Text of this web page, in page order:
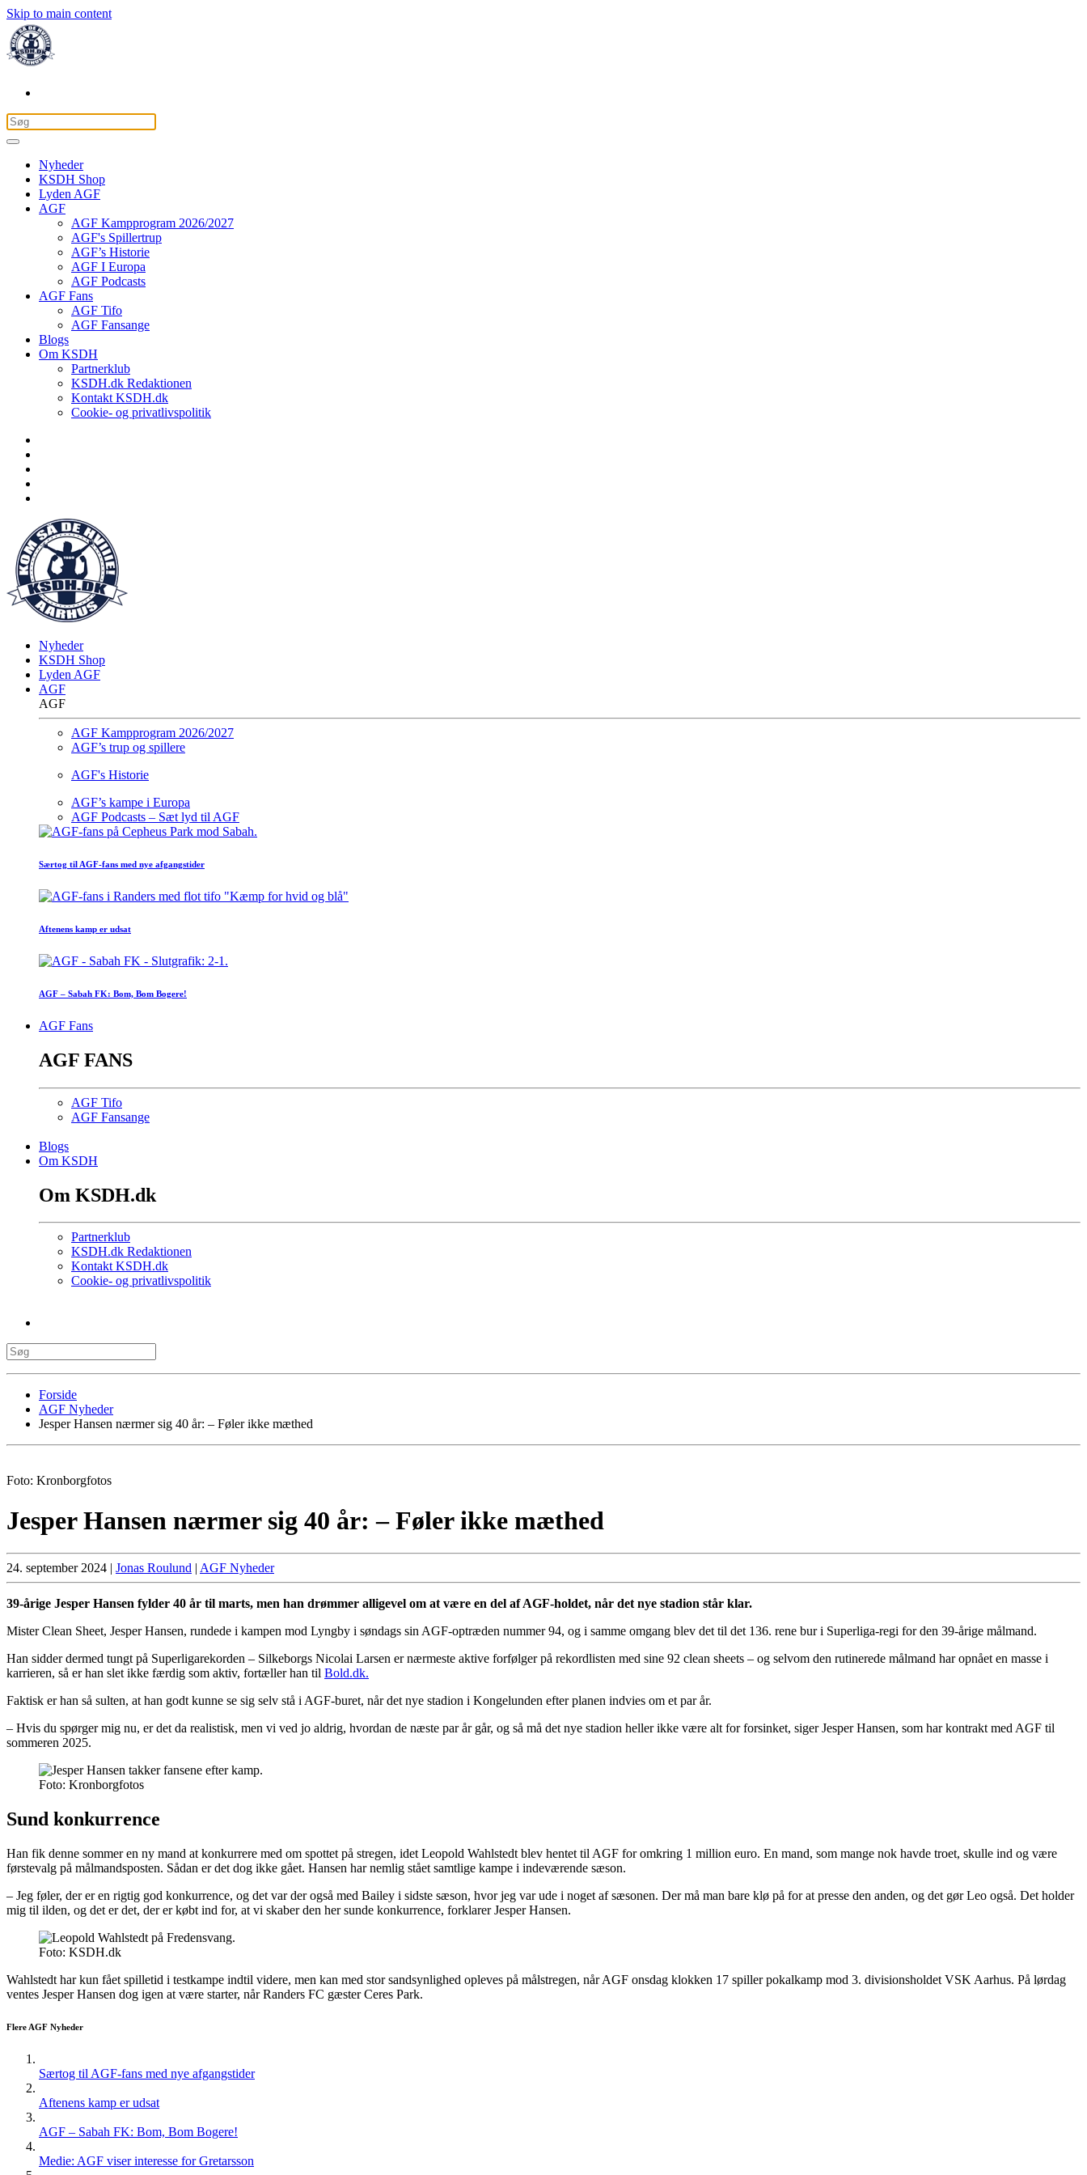
Skip to main content
Nyheder
KSDH Shop
Lyden AGF
AGF
AGF Kampprogram 2026/2027
AGF's Spillertrup
AGF’s Historie
AGF I Europa
AGF Podcasts
AGF Fans
AGF Tifo
AGF Fansange
Blogs
Om KSDH
Partnerklub
KSDH.dk Redaktionen
Kontakt KSDH.dk
Cookie- og privatlivspolitik
Nyheder
KSDH Shop
Lyden AGF
AGF
AGF
AGF Kampprogram 2026/2027
AGF’s trup og spillere
AGF's Historie
AGF’s kampe i Europa
AGF Podcasts – Sæt lyd til AGF
Særtog til AGF-fans med nye afgangstider
Aftenens kamp er udsat
AGF – Sabah FK: Bom, Bom Bogere!
AGF Fans
AGF FANS
AGF Tifo
AGF Fansange
Blogs
Om KSDH
Om KSDH.dk
Partnerklub
KSDH.dk Redaktionen
Kontakt KSDH.dk
Cookie- og privatlivspolitik
Forside
AGF Nyheder
Jesper Hansen nærmer sig 40 år: – Føler ikke mæthed
Foto: Kronborgfotos
Jesper Hansen nærmer sig 40 år: – Føler ikke mæthed
24. september 2024 | Jonas Roulund | AGF Nyheder
39-årige Jesper Hansen fylder 40 år til marts, men han drømmer alligevel om at være en del af AGF-holdet, når det nye stadion står klar.
Mister Clean Sheet, Jesper Hansen, rundede i kampen mod Lyngby i søndags sin AGF-optræden nummer 94, og i samme omgang blev det til det 136. rene bur i Superliga-regi for den 39-årige målmand.
Han sidder dermed tungt på Superligarekorden – Silkeborgs Nicolai Larsen er nærmeste aktive forfølger på rekordlisten med sine 92 clean sheets – og selvom den rutinerede målmand har opnået en masse i
karrieren, så er han slet ikke færdig som aktiv, fortæller han til Bold.dk.
Faktisk er han så sulten, at han godt kunne se sig selv stå i AGF-buret, når det nye stadion i Kongelunden efter planen indvies om et par år.
– Hvis du spørger mig nu, er det da realistisk, men vi ved jo aldrig, hvordan de næste par år går, og så må det nye stadion heller ikke være alt for forsinket, siger Jesper Hansen, som har kontrakt med AGF til
sommeren 2025.
Foto: Kronborgfotos
Sund konkurrence
Han fik denne sommer en ny mand at konkurrere med om spottet på stregen, idet Leopold Wahlstedt blev hentet til AGF for omkring 1 million euro. En mand, som mange nok havde troet, skulle ind og være
førstevalg på målmandsposten. Sådan er det dog ikke gået. Hansen har nemlig stået samtlige kampe i indeværende sæson.
– Jeg føler, der er en rigtig god konkurrence, og det var der også med Bailey i sidste sæson, hvor jeg var ude i noget af sæsonen. Der må man bare klø på for at presse den anden, og det gør Leo også. Det holder
mig til ilden, og det er det, der er købt ind for, at vi skaber den her sunde konkurrence, forklarer Jesper Hansen.
Foto: KSDH.dk
Wahlstedt har kun fået spilletid i testkampe indtil videre, men kan med stor sandsynlighed opleves på målstregen, når AGF onsdag klokken 17 spiller pokalkamp mod 3. divisionsholdet VSK Aarhus. På lørdag
ventes Jesper Hansen dog igen at være starter, når Randers FC gæster Ceres Park.
Flere AGF Nyheder
Særtog til AGF-fans med nye afgangstider
Aftenens kamp er udsat
AGF – Sabah FK: Bom, Bom Bogere!
Medie: AGF viser interesse for Gretarsson